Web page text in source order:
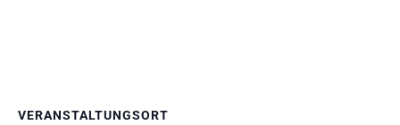
VERANSTALTUNGSORT